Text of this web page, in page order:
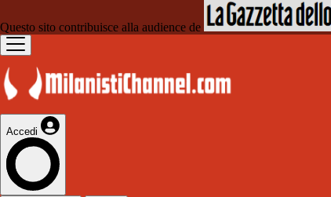
Questo sito contribuisce alla audience de
Accedi